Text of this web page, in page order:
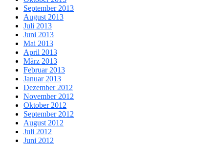
September 2013
August 2013
Juli 2013
Juni 2013
Mai 2013
April 2013
März 2013
Februar 2013
Januar 2013
Dezember 2012
November 2012
Oktober 2012
September 2012
August 2012
Juli 2012
Juni 2012